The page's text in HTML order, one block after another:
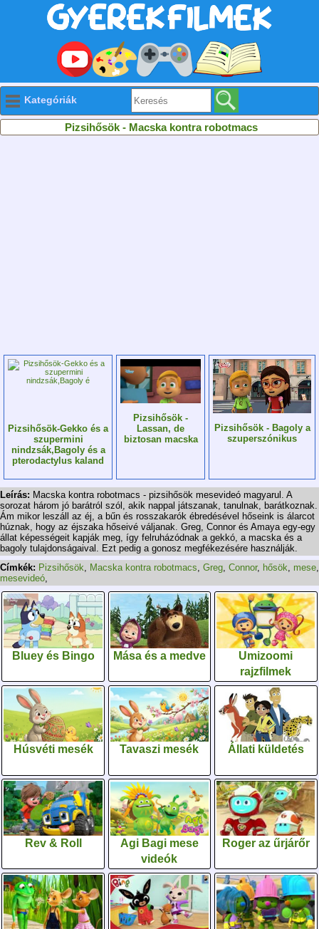
Kategóriák
Pizsihősök - Macska kontra robotmacs
Pizsihősök-Gekko és a
szupermini
nindzsák,Bagoly és a
pterodactylus kaland
Pizsihősök -
Lassan, de
biztosan macska
Pizsihősök - Bagoly a
szuperszónikus
Leírás: Macska kontra robotmacs - pizsihősök mesevideó magyarul. A
sorozat három jó barátról szól, akik nappal játszanak, tanulnak, barátkoznak.
Ám mikor leszáll az éj, a bűn és rosszakarók ébredésével hőseink is álarcot
húznak, hogy az éjszaka hőseivé váljanak. Greg, Connor és Amaya egy-egy
állat képességeit kapják meg, így felruházódnak a gekkó, a macska és a
bagoly tulajdonságaival. Ezt pedig a gonosz megfékezésére használják.
Címkék: Pizsihősök, Macska kontra robotmacs, Greg, Connor, hősök, mese,
mesevideó,
Bluey és Bingo Mása és a medve
Umizoomi
rajzfilmek
Húsvéti mesék Tavaszi mesék Állati küldetés
Rev & Roll
Agi Bagi mese
videók
Roger az űrjárőr